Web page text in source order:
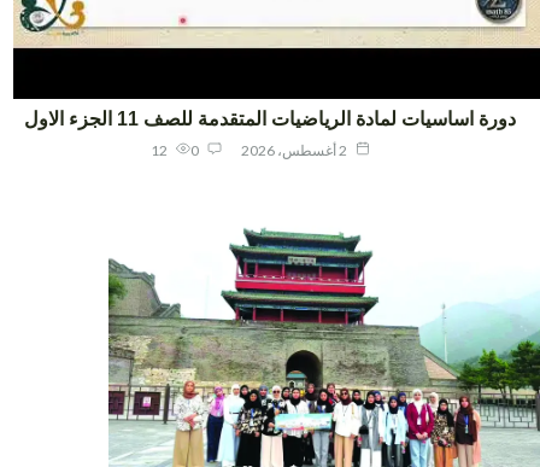
اساسيات لمادة الرياضيات المتقدمة للصف 11 الجزء الاول
12